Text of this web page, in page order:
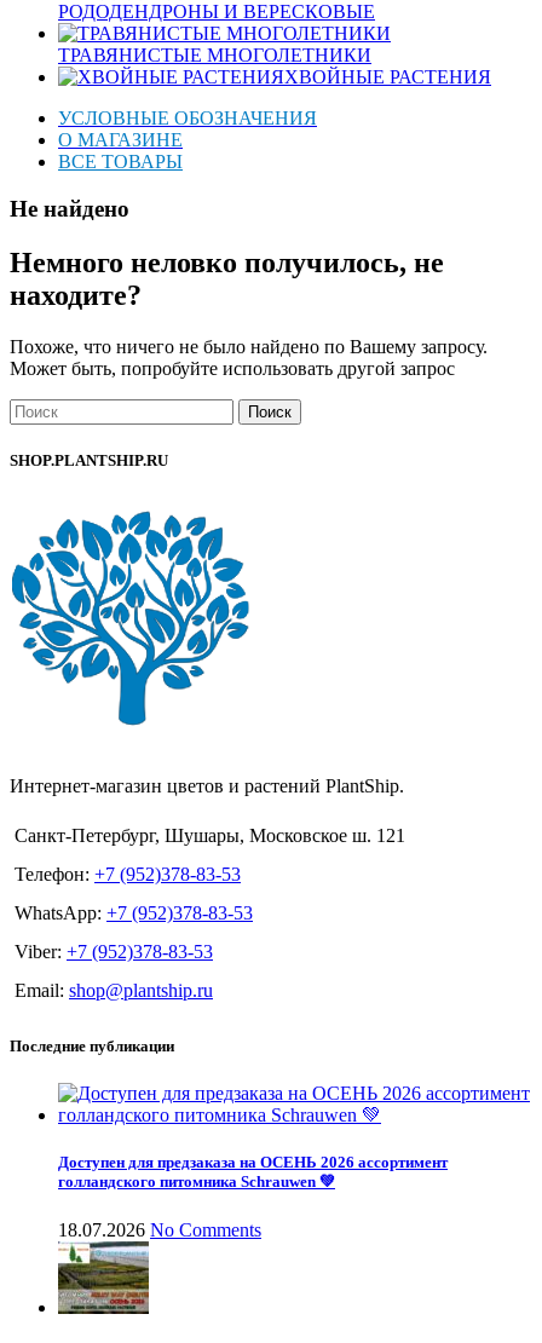
РОДОДЕНДРОНЫ И ВЕРЕСКОВЫЕ
ТРАВЯНИСТЫЕ МНОГОЛЕТНИКИ
ХВОЙНЫЕ РАСТЕНИЯ
УСЛОВНЫЕ ОБОЗНАЧЕНИЯ
О МАГАЗИНЕ
ВСЕ ТОВАРЫ
Не найдено
Немного неловко получилось, не
находите?
Похоже, что ничего не было найдено по Вашему запросу.
Может быть, попробуйте использовать другой запрос
Поиск
SHOP.PLANTSHIP.RU
Интернет-магазин цветов и растений PlantShip.
Санкт-Петербург, Шушары, Московское ш. 121
Телефон: +7 (952)378-83-53
WhatsApp: +7 (952)378-83-53
Viber: +7 (952)378-83-53
Email: shop@plantship.ru
Последние публикации
Доступен для предзаказа на ОСЕНЬ 2026 ассортимент
голландского питомника Schrauwen 💚
18.07.2026 No Comments